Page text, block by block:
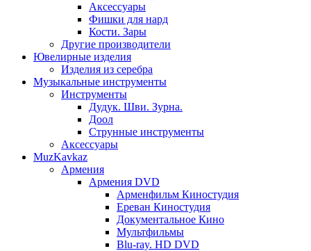
Аксессуары
Фишки для нард
Кости. Зары
Другие производители
Ювелирные изделия
Изделия из серебра
Музыкальные инструменты
Инструменты
Дудук. Шви. Зурна.
Доол
Струнные инструменты
Аксессуары
MuzKavkaz
Армения
Армения DVD
Арменфильм Киностудия
Ереван Киностудия
Документальное Кино
Мультфильмы
Blu-ray. HD DVD